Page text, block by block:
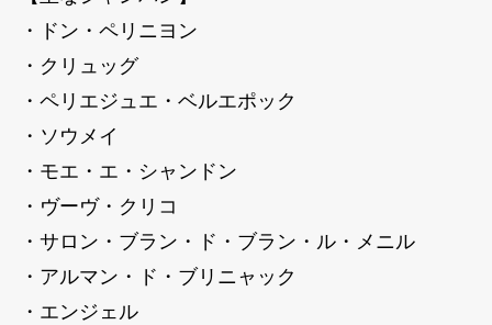
・ドン・ペリニヨン
・クリュッグ
・ペリエジュエ・ベルエポック
・ソウメイ
・モエ・エ・シャンドン
・ヴーヴ・クリコ
・サロン・ブラン・ド・ブラン・ル・メニル
・アルマン・ド・ブリニャック
・エンジェル